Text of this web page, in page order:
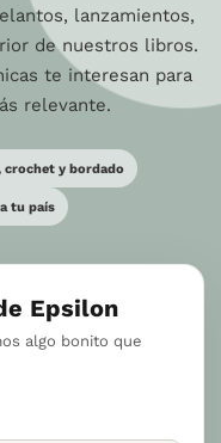
lanzamientos,
de nuestros libros.
te interesan para
relevante.
crochet y bordado
tu país
Epsilon
algo bonito que